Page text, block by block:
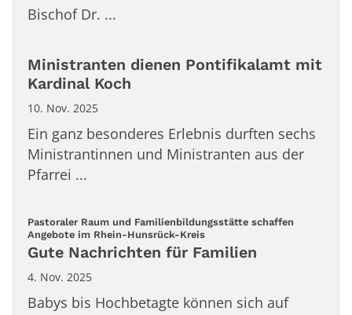
Bischof Dr. ...
Ministranten dienen Pontifikalamt mit
Kardinal Koch
10. Nov. 2025
Ein ganz besonderes Erlebnis durften sechs
Ministrantinnen und Ministranten aus der
Pfarrei ...
Pastoraler Raum und Familienbildungsstätte schaffen
Angebote im Rhein-Hunsrück-Kreis
Gute Nachrichten für Familien
4. Nov. 2025
Babys bis Hochbetagte können sich auf